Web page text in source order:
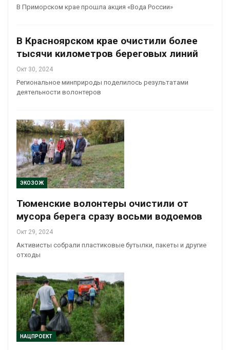
В Приморском крае прошла акция «Вода России»
В Красноярском крае очистили более
тысячи километров береговых линий
Окт 30, 2024
Региональное минприроды поделилось результатами
деятельности волонтеров
ЭКОЗОЖ
Тюменские волонтеры очистили от
мусора берега сразу восьми водоемов
Окт 29, 2024
Активисты собрали пластиковые бутылки, пакеты и другие
отходы
НАЦПРОЕКТ